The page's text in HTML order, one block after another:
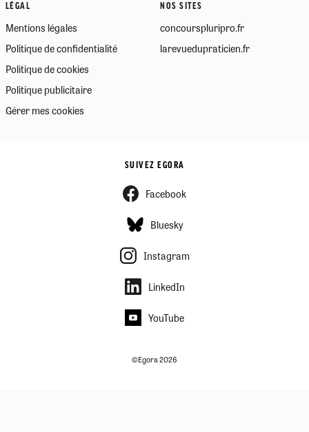
LÉGAL
Mentions légales
Politique de confidentialité
Politique de cookies
Politique publicitaire
Gérer mes cookies
NOS SITES
concourspluripro.fr
larevuedupraticien.fr
SUIVEZ EGORA
Facebook
Bluesky
Instagram
LinkedIn
YouTube
©Egora 2026